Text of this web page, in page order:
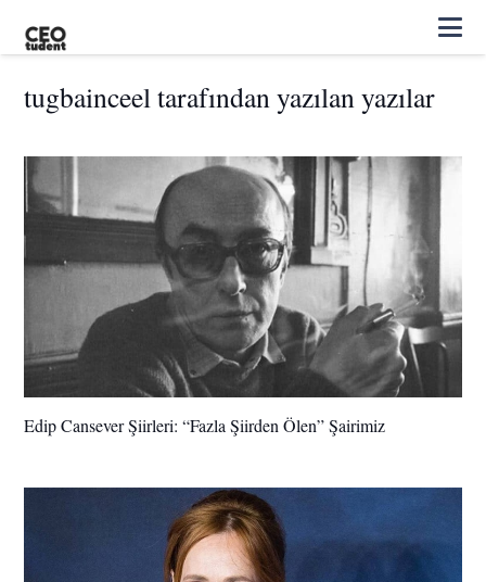
tugbainceel tarafından yazılan yazılar
Edip Cansever Şiirleri: “Fazla Şiirden Ölen” Şairimiz